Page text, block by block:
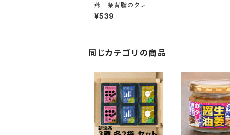
燕三条背脂のタレ
¥539
同じカテゴリの商品